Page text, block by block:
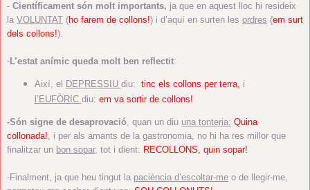
- Científicament són molt importants, ja que en aquest lloc hi resideix
la VOLUNTAT (ho farem de collons!) i d’aquí en surten les ordres (em surt
dels collons!).
-L’estat anímic queda molt ben reflectit:
Així, el DEPRESSIU diu: tinc els collons per terra, i
l’EUFÒRIC diu: em va sortir de collons!
-Són signe de desaprovació , quan un diu una tonteria: Quina
collonada!
i per als amants de la gastronomia, no hi ha res millor que
finalitzar un bon sopar, tot i dient: RECOLLONS, quin sopar!
-Finalment, ja que heu tingut la paciència d’escoltar-me o de llegir-me,